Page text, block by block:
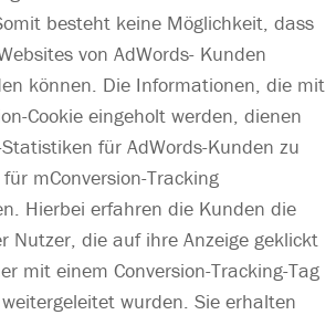
besteht keine Möglichkeit, dass
von AdWords- Kunden
können. Die Informationen, die mit
Cookie eingeholt werden, dienen
für AdWords-Kunden zu
mConversion-Tracking
Hierbei erfahren die Kunden die
Nutzer, die auf ihre Anzeige geklickt
mit einem Conversion-Tracking-Tag
wurden. Sie erhalten